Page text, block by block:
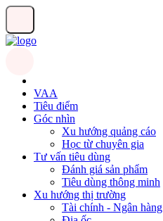
VAA
Tiêu điểm
Góc nhìn
Xu hướng quảng cáo
Học từ chuyên gia
Tư vấn tiêu dùng
Đánh giá sản phẩm
Tiêu dùng thông minh
Xu hướng thị trường
Tài chính - Ngân hàng